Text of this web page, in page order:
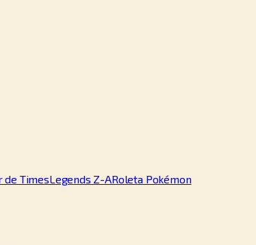
de TimesLegends Z-ARoleta Pokémon